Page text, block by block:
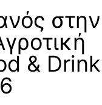
στην
& Drink